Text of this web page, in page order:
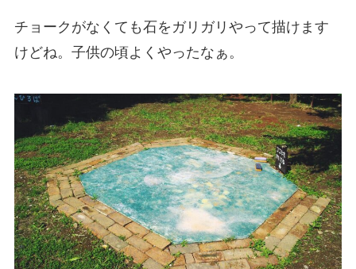
チョークがなくても石をガリガリやって描けます
けどね。子供の頃よくやったなぁ。